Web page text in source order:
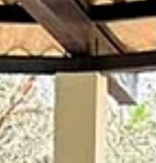
celebración de la vigilia tuvo lugar en la capilla
María del Buen Pastor, situada en la casa de las
Hermanas del Buen Pastor (Pastorinhas) en
D’Abril, São Paulo.